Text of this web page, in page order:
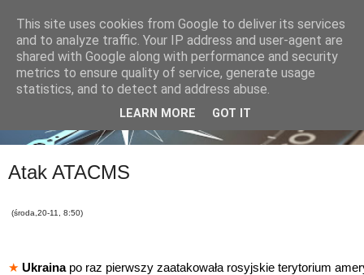
Atak ATACMS
(środa,20-11, 8:50)
★ Ukrainapo raz pierwszy zaatakowała rosyjskie terytorium
This site uses cookies from Google to deliver its services
and to analyze traffic. Your IP address and user-agent are
shared with Google along with performance and security
metrics to ensure quality of service, generate usage
statistics, and to detect and address abuse.
LEARN MORE GOT IT